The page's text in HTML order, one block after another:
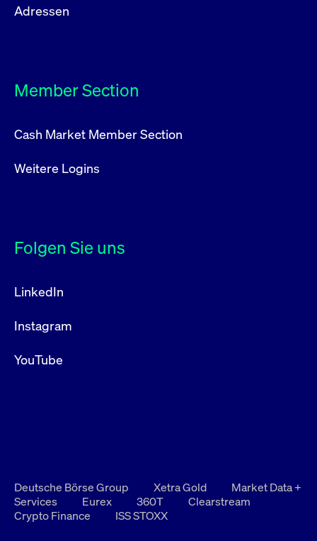
Adressen
Member Section
Cash Market Member Section
Weitere Logins
Folgen Sie uns
LinkedIn
Instagram
YouTube
Deutsche Börse Group Xetra Gold
Market Data +
Services
Eurex 360T
Clearstream
Crypto Finance
ISS STOXX